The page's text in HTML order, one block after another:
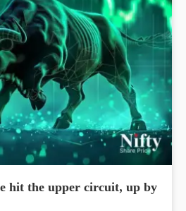
hit the upper circuit, up by